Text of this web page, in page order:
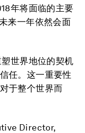
年将面临的主要
来一年依然会面
世界地位的契机
任。这一重要性
于整个世界而
Director,